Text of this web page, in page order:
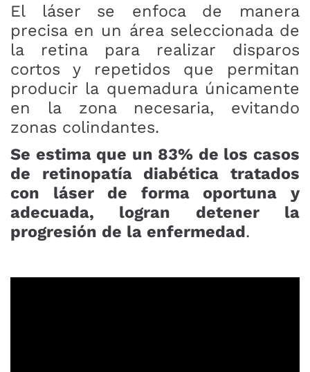
El láser se enfoca de manera
precisa en un área seleccionada de
la retina para realizar disparos
cortos y repetidos que permitan
producir la quemadura únicamente
en la zona necesaria, evitando
zonas colindantes.
Se estima que un 83% de los casos
de retinopatía diabética tratados
con láser de forma oportuna y
adecuada, logran detener la
progresión de la enfermedad.